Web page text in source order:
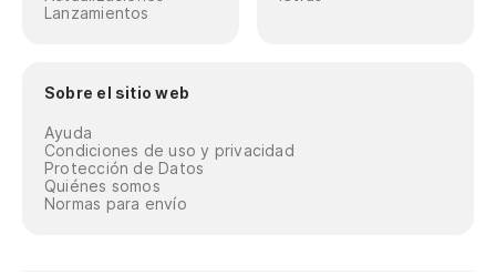
Lanzamientos
Sobre el sitio web
Ayuda
Condiciones de uso y privacidad
Protección de Datos
Quiénes somos
Normas para envío